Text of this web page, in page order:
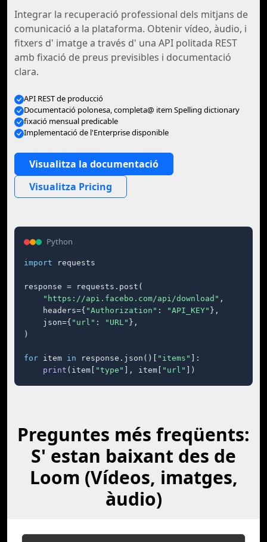
Integrar la recuperació professional dels mitjans de
comunicació a la plataforma. Obtenir vídeo, àudio, i
fitxers d' imatge a través d' una API politada REST
amb fixació de preus previsibles i documentació
clara.
API REST de producció
Documentació polonesa, completa@ item Spelling dictionary
fixació mensual predicable
Implementació de l'Enterprise disponible
Visualitza la documentació
Visualitza Pricing
Python
import requests
response = requests.post(
"https://api.facebo.com/api/download" ,
    headers={
"Authorization" : "API_KEY" },
    json={
"url" : "URL" },
)
for item in response.json()[ "items"
]:
print (item[ "type" ], item[ "url" ])
Preguntes més freqüents:
S' estan baixant des de
Loom (Vídeos, imatges,
àudio)